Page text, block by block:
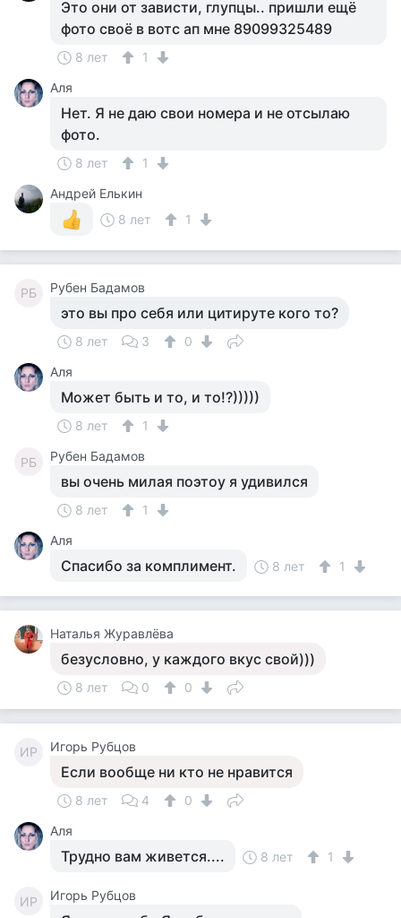
Это они от зависти, глупцы.. пришли ещё
фото своё в вотс ап мне 89099325489
8 лет
1
Аля
Нет. Я не даю свои номера и не отсылаю
фото.
8 лет
1
Андрей Елькин
8 лет
1
РБ Рубен Бадамов
это вы про себя или цитируте кого то?
8 лет 3
0
Аля
Может быть и то, и то!?)))))
8 лет 1
РБ Рубен Бадамов
вы очень милая поэтоу я удивился
8 лет
1
Аля
Спасибо за комплимент. 8 лет 1
Наталья Журавлёва
безусловно, у каждого вкус свой)))
8 лет 0 0
ИР Игорь Рубцов
Если вообще ни кто не нравится
8 лет 4
0
Аля
Трудно вам живется.... 8 лет 1
ИР Игорь Рубцов